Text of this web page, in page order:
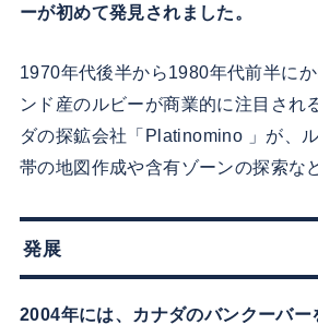
ーが初めて発見されました。
1970年代後半から1980年代前半に
ンド産のルビーが商業的に注目され
ダの探鉱会社「Platinomino 」が、
帯の地図作成や含有ゾーンの探索な
発展
2004年には、カナダのバンクーバー